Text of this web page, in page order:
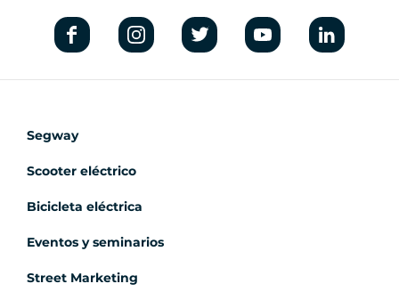
Segway
Scooter eléctrico
Bicicleta eléctrica
Eventos y seminarios
Street Marketing